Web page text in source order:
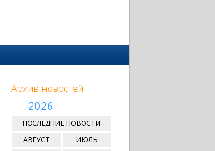
Архив новостей
2026
ПОСЛЕДНИЕ НОВОСТИ
АВГУСТ
ИЮЛЬ